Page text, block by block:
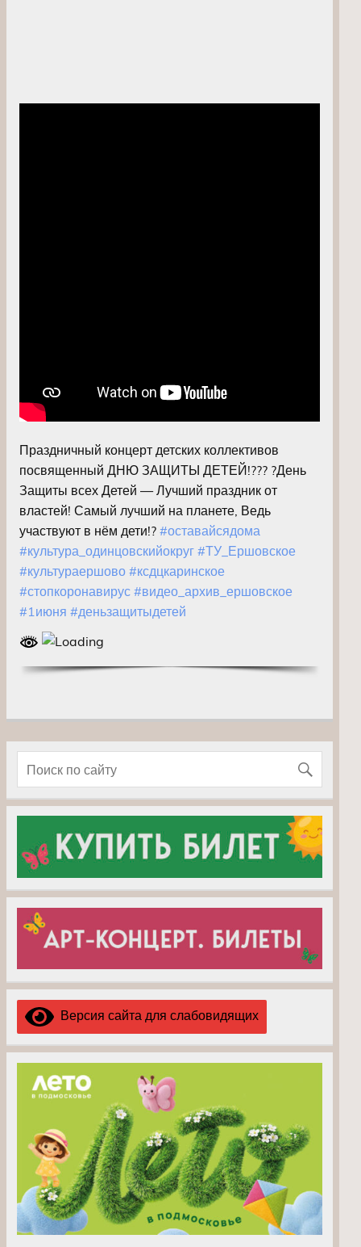
Праздничный концерт детских коллективов
посвященный ДНЮ ЗАЩИТЫ ДЕТЕЙ!??? ?День
Защиты всех Детей — Лучший праздник от
властей! Самый лучший на планете, Ведь
участвуют в нём дети!? #оставайсядома
#культура_одинцовскийокруг #ТУ_Ершовское
#культураершово #ксдцкаринское
#стопкоронавирус #видео_архив_ершовское
#1июня #деньзащитыдетей
Версия сайта для слабовидящих